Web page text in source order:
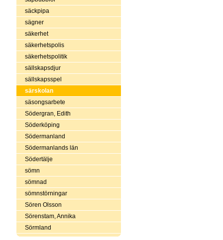
säckpipa
sägner
säkerhet
säkerhetspolis
säkerhetspolitik
sällskapsdjur
sällskapsspel
särskolan
säsongsarbete
Södergran, Edith
Söderköping
Södermanland
Södermanlands län
Södertälje
sömn
sömnad
sömnstörningar
Sören Olsson
Sörenstam, Annika
Sörmland